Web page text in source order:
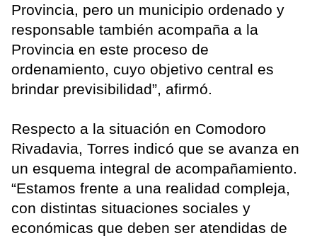
Provincia, pero un municipio ordenado y
responsable también acompaña a la
Provincia en este proceso de
ordenamiento, cuyo objetivo central es
brindar previsibilidad”, afirmó.
Respecto a la situación en Comodoro
Rivadavia, Torres indicó que se avanza en
un esquema integral de acompañamiento.
“Estamos frente a una realidad compleja,
con distintas situaciones sociales y
económicas que deben ser atendidas de